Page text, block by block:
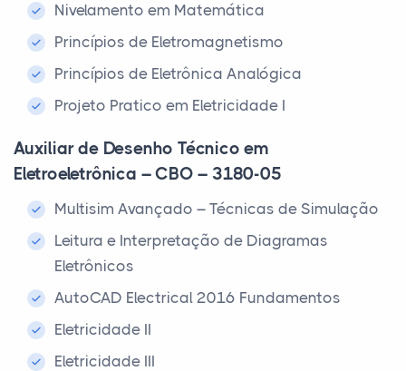
Nivelamento em Matemática
Princípios de Eletromagnetismo
Princípios de Eletrônica Analógica
Projeto Pratico em Eletricidade I
Auxiliar de Desenho Técnico em
Eletroeletrônica – CBO – 3180-05
Multisim Avançado – Técnicas de Simulação
Leitura e Interpretação de Diagramas
Eletrônicos
AutoCAD Electrical 2016 Fundamentos
Eletricidade II
Eletricidade III